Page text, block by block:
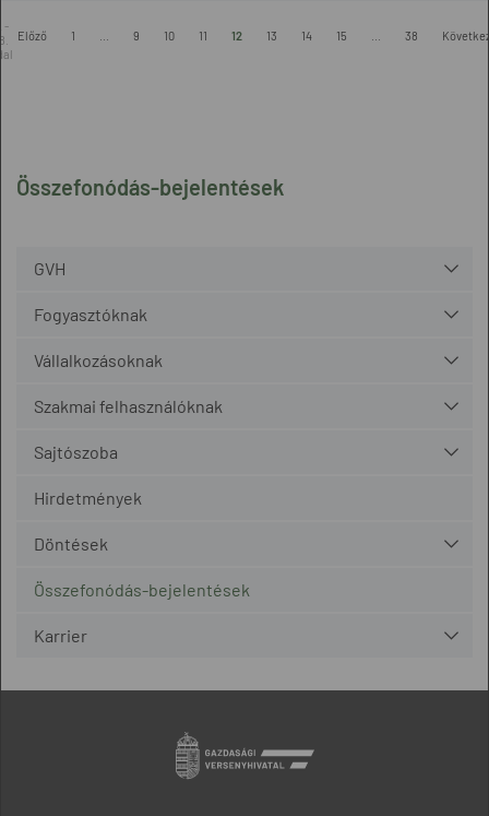
Összefonódás-bejelentések
GVH
Fogyasztóknak
Vállalkozásoknak
Szakmai felhasználóknak
Sajtószoba
Hirdetmények
Döntések
Összefonódás-bejelentések
Karrier
-
Előző 1 9 10 11 12 13 14 15 38